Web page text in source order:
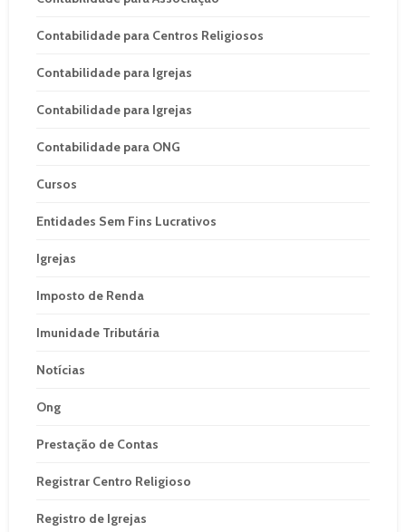
Contabilidade para Centros Religiosos
Contabilidade para Igrejas
Contabilidade para Igrejas
Contabilidade para ONG
Cursos
Entidades Sem Fins Lucrativos
Igrejas
Imposto de Renda
Imunidade Tributária
Notícias
Ong
Prestação de Contas
Registrar Centro Religioso
Registro de Igrejas